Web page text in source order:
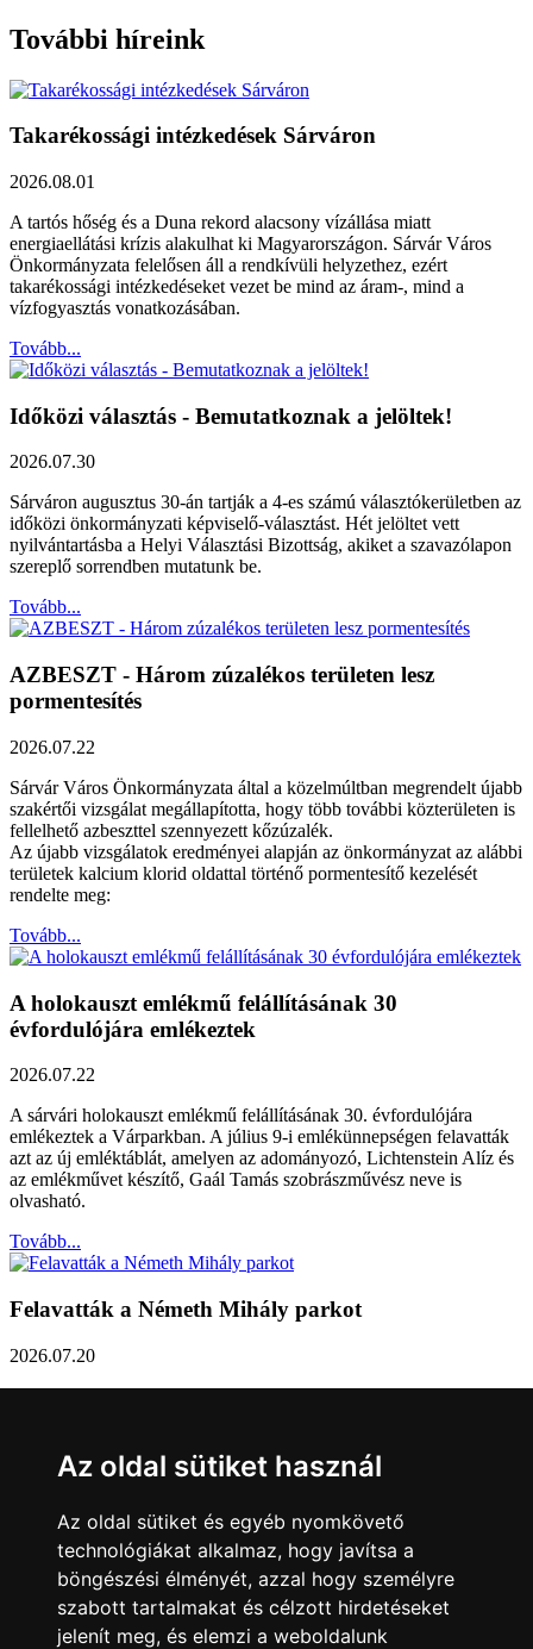
Az oldal sütiket használ
Az oldal sütiket és egyéb nyomkövető
technológiákat alkalmaz, hogy javítsa a
böngészési élményét, azzal hogy személyre
szabott tartalmakat és célzott hirdetéseket
jelenít meg, és elemzi a weboldalunk
További híreink
Takarékossági intézkedések Sárváron
2026.08.01
A tartós hőség és a Duna rekord alacsony vízállása miatt
energiaellátási krízis alakulhat ki Magyarországon. Sárvár Város
Önkormányzata felelősen áll a rendkívüli helyzethez, ezért
takarékossági intézkedéseket vezet be mind az áram-, mind a
vízfogyasztás vonatkozásában.
Tovább...
Időközi választás - Bemutatkoznak a jelöltek!
2026.07.30
Sárváron augusztus 30-án tartják a 4-es számú választókerületben az
időközi önkormányzati képviselő-választást. Hét jelöltet vett
nyilvántartásba a Helyi Választási Bizottság, akiket a szavazólapon
szereplő sorrendben mutatunk be.
Tovább...
AZBESZT - Három zúzalékos területen lesz
pormentesítés
2026.07.22
Sárvár Város Önkormányzata által a közelmúltban megrendelt újabb
szakértői vizsgálat megállapította, hogy több további közterületen is
fellelhető azbeszttel szennyezett kőzúzalék.
Az újabb vizsgálatok eredményei alapján az önkormányzat az alábbi
területek kalcium klorid oldattal történő pormentesítő kezelését
rendelte meg:
Tovább...
A holokauszt emlékmű felállításának 30
évfordulójára emlékeztek
2026.07.22
A sárvári holokauszt emlékmű felállításának 30. évfordulójára
emlékeztek a Várparkban. A július 9-i emlékünnepségen felavatták
azt az új emléktáblát, amelyen az adományozó, Lichtenstein Alíz és
az emlékművet készítő, Gaál Tamás szobrászművész neve is
olvasható.
Tovább...
Felavatták a Németh Mihály parkot
2026.07.20
Közlemény a sárvári képviselő-testület rendkívüli
üléseiről
2026.07.20